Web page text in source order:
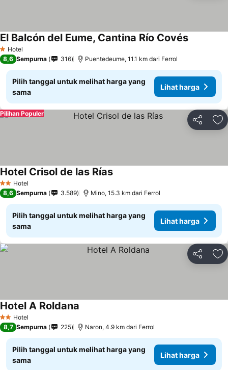
1 Bintang
Hotel
El Balcón del Eume, Cantina Río Covés
8,6 Sempurna 316 Puentedeume, 11.1 km dari Ferrol
Pilih tanggal untuk melihat harga yang
sama
Lihat harga
Bagikan
Pilihan Populer
2 Bintang
Hotel
Hotel Crisol de las Rías
8,6 Sempurna 3.589 Mino, 15.3 km dari Ferrol
Pilih tanggal untuk melihat harga yang
sama
Lihat harga
Bagikan
2 Bintang
Hotel
Hotel A Roldana
8,7 Sempurna 225 Naron, 4.9 km dari Ferrol
Pilih tanggal untuk melihat harga yang
sama
Lihat harga